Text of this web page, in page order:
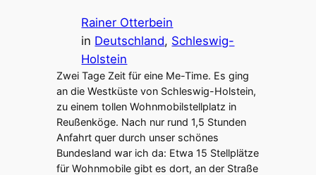
Rainer Otterbein
in Deutschland, Schleswig-
Holstein
Zwei Tage Zeit für eine Me-Time. Es ging
an die Westküste von Schleswig-Holstein,
zu einem tollen Wohnmobilstellplatz in
Reußenköge. Nach nur rund 1,5 Stunden
Anfahrt quer durch unser schönes
Bundesland war ich da: Etwa 15 Stellplätze
für Wohnmobile gibt es dort, an der Straße